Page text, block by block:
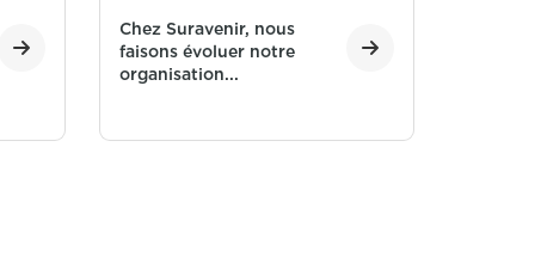
Chez Suravenir, nous
faisons évoluer notre
organisation...